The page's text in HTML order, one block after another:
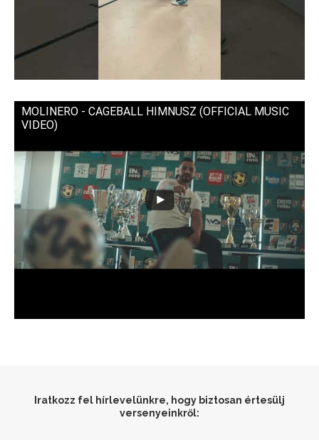
MOLINERO - CAGEBALL HIMNUSZ (OFFICIAL MUSIC
VIDEO)
Iratkozz fel hírlevelünkre, hogy biztosan értesülj
versenyeinkről: